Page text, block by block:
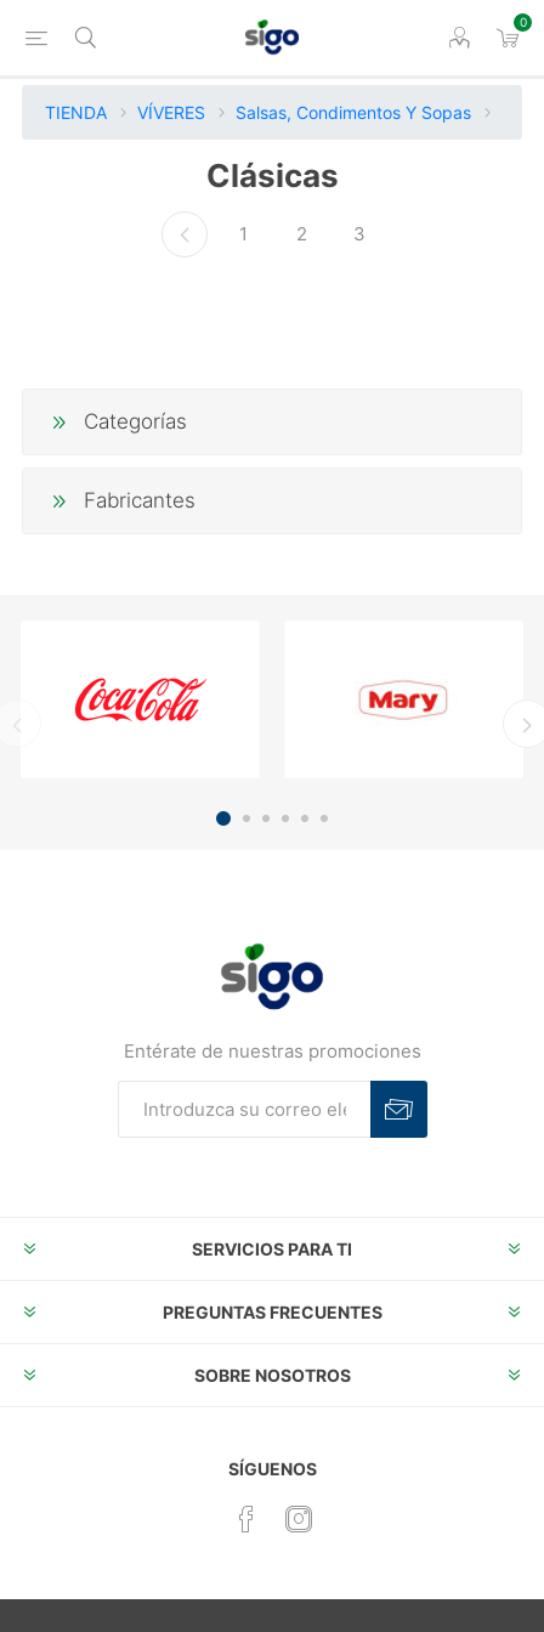
0
TIENDA VÍVERES Salsas, Condimentos Y Sopas
Clásicas
1 2 3
Categorías
Fabricantes
Entérate de nuestras promociones
SERVICIOS PARA TI
PREGUNTAS FRECUENTES
SOBRE NOSOTROS
SÍGUENOS